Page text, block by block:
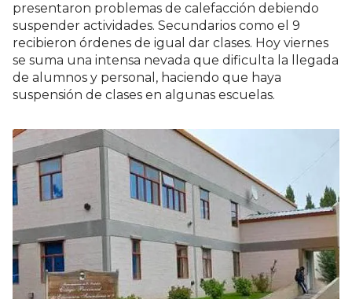
presentaron problemas de calefacción debiendo
suspender actividades. Secundarios como el 9
recibieron órdenes de igual dar clases. Hoy viernes
se suma una intensa nevada que dificulta la llegada
de alumnos y personal, haciendo que haya
suspensión de clases en algunas escuelas.